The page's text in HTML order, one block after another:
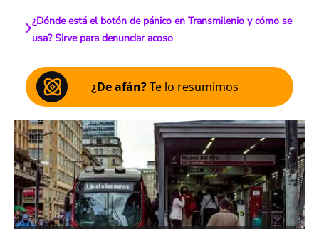
¿Dónde está el botón de pánico en Transmilenio y cómo se
usa? Sirve para denunciar acoso
¿De afán?Te lo resumimos